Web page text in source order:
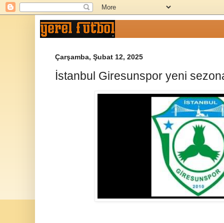
Çarşamba, Şubat 12, 2025
İstanbul Giresunspor yeni